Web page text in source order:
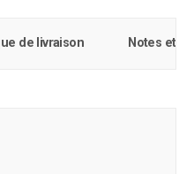
de livraison Notes et